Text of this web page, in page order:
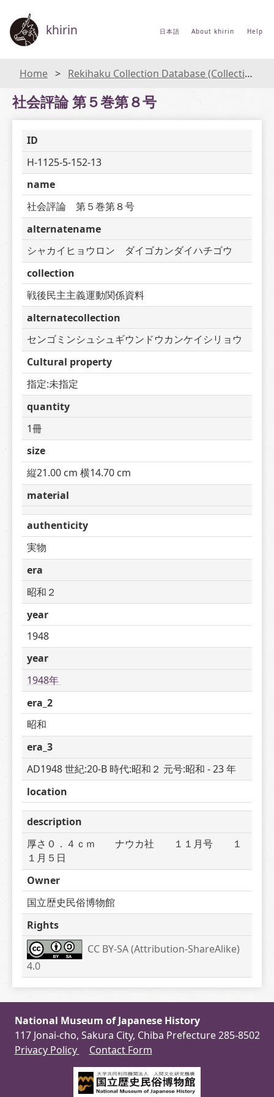
khirin 日本語 About khirin Help
Home Rekihaku Collection Database (Collections Database of the National Museum of Japanese History)
社会評論 第５巻第８号
ID
H-1125-5-152-13
name
社会評論　第５巻第８号
alternatename
シャカイヒョウロン　ダイゴカンダイハチゴウ
collection
戦後民主主義運動関係資料
alternatecollection
センゴミンシュシュギウンドウカンケイシリョウ
Cultural property
指定:未指定
quantity
1冊
size
縦21.00 cm 横14.70 cm
material
authenticity
実物
era
昭和２
year
1948
year
1948年
era_2
昭和
era_3
AD1948 世紀:20-B 時代:昭和２ 元号:昭和 - 23 年
location
description
厚さ０．４ｃｍ　　ナウカ社　　１１月号　　１
１月５日
Owner
国立歴史民俗博物館
Rights
CC BY-SA (Attribution-ShareAlike)
4.0
National Museum of Japanese History
117 Jonai-cho, Sakura City, Chiba Prefecture 285-8502
Privacy Policy
Contact Form